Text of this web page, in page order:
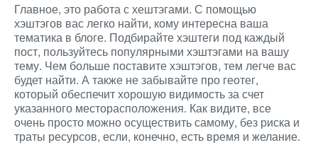
Главное, это работа с хештэгами. С помощью
хэштэгов вас легко найти, кому интересна ваша
тематика в блоге. Подбирайте хэштеги под каждый
пост, пользуйтесь популярными хэштэгами на вашу
тему. Чем больше поставите хэштэгов, тем легче вас
будет найти. А также не забывайте про геотег,
который обеспечит хорошую видимость за счет
указанного месторасположения. Как видите, все
очень просто можно осуществить самому, без риска и
траты ресурсов, если, конечно, есть время и желание.